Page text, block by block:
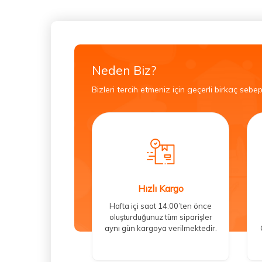
Neden Biz?
Bizleri tercih etmeniz için geçerli birkaç
Hızlı Kargo
Hafta içi saat 14:00’ten önce
oluşturduğunuz tüm siparişler
aynı gün kargoya verilmektedir.